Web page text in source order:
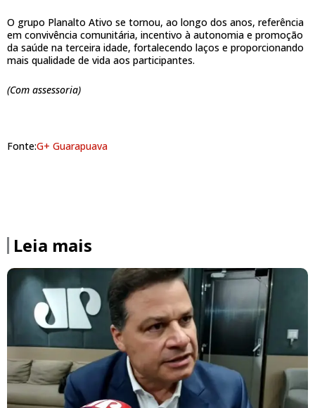
O grupo Planalto Ativo se tornou, ao longo dos anos, referência
em convivência comunitária, incentivo à autonomia e promoção
da saúde na terceira idade, fortalecendo laços e proporcionando
mais qualidade de vida aos participantes.
(Com assessoria)
Fonte:G+ Guarapuava
Leia mais